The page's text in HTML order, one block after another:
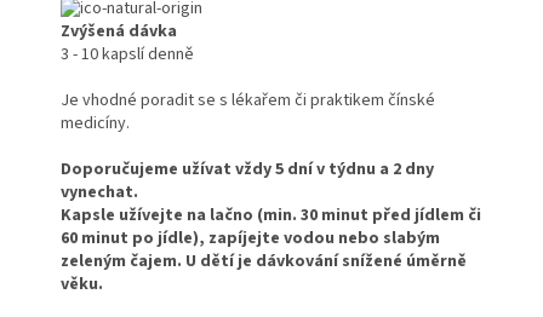
Zvýšená dávka
3 - 10 kapslí denně
Je vhodné poradit se s lékařem či praktikem čínské
medicíny.
Doporučujeme užívat vždy 5 dní v týdnu a 2 dny
vynechat.
Kapsle užívejte na lačno (min. 30 minut před jídlem či
60 minut po jídle), zapíjejte vodou nebo slabým
zeleným čajem. U dětí je dávkování snížené úměrně
věku.